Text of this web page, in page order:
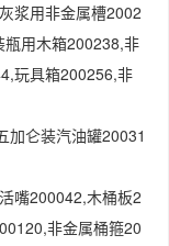
浆用非金属槽2002
用木箱200238,非
玩具箱200256,非
加仑装汽油罐20031
嘴200042,木桶板2
非金属桶箍20